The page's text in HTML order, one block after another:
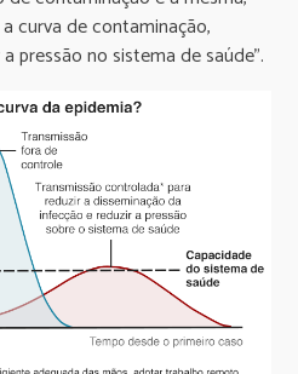
curva de contaminação,
pressão no sistema de saúde”.